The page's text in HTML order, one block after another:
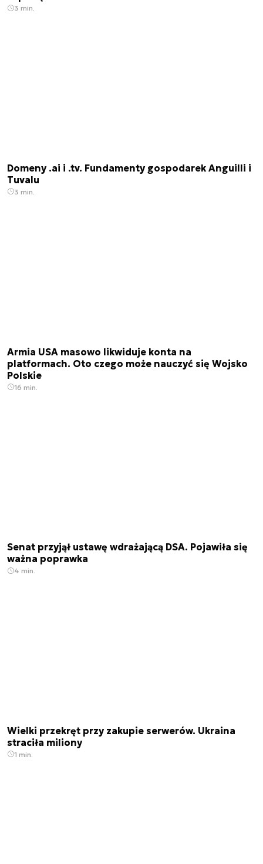
3 min.
Domeny .ai i .tv. Fundamenty gospodarek Anguilli i
Tuvalu
3 min.
Armia USA masowo likwiduje konta na
platformach. Oto czego może nauczyć się Wojsko
Polskie
16 min.
Senat przyjął ustawę wdrażającą DSA. Pojawiła się
ważna poprawka
4 min.
Wielki przekręt przy zakupie serwerów. Ukraina
straciła miliony
1 min.